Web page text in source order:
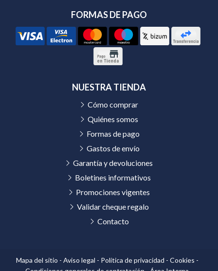
FORMAS DE PAGO
NUESTRA TIENDA
Cómo comprar
Quiénes somos
Formas de pago
Gastos de envío
Garantía y devoluciones
Boletines informativos
Promociones vigentes
Validar cheque regalo
Contacto
Mapa del sitio - Aviso legal - Política de privacidad - Cookies -